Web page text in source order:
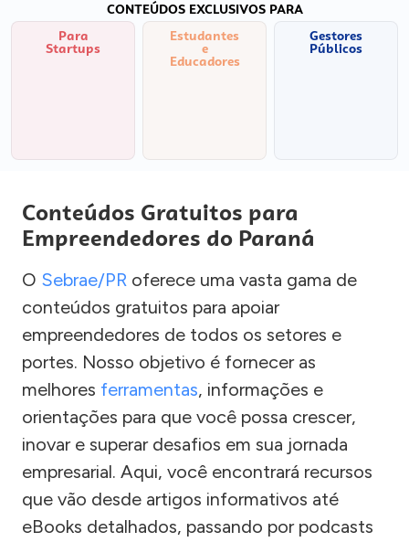
CONTEÚDOS EXCLUSIVOS PARA
Para
Startups
Estudantes
e
Educadores
Gestores
Públicos
Conteúdos Gratuitos para
Empreendedores do Paraná
O Sebrae/PR oferece uma vasta gama de
conteúdos gratuitos para apoiar
empreendedores de todos os setores e
portes. Nosso objetivo é fornecer as
melhores ferramentas, informações e
orientações para que você possa crescer,
inovar e superar desafios em sua jornada
empresarial. Aqui, você encontrará recursos
que vão desde artigos informativos até
eBooks detalhados, passando por podcasts